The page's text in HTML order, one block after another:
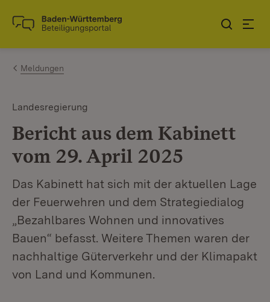
Zum Inhalt springen
Link zur Startseite
Meldungen
Landesregierung
Bericht aus dem Kabinett
vom 29. April 2025
Das Kabinett hat sich mit der aktuellen Lage
der Feuerwehren und dem Strategiedialog
„Bezahlbares Wohnen und innovatives
Bauen“ befasst. Weitere Themen waren der
nachhaltige Güterverkehr und der Klimapakt
von Land und Kommunen.